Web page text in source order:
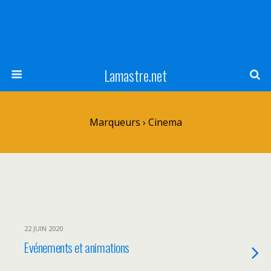
Lamastre.net
Marqueurs › Cinema
22 JUIN 2020
Evénements et animations